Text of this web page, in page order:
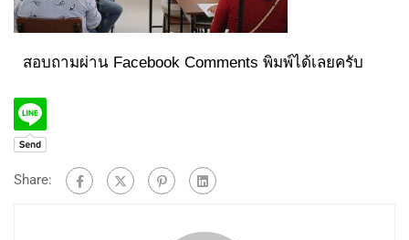
สอบถามผ่าน Facebook Comments พิมพ์ได้เลยครับ
Share: